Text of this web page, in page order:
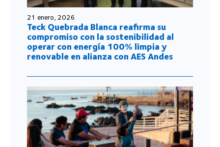
21 enero, 2026
Teck Quebrada Blanca reafirma su
compromiso con la sostenibilidad al
operar con energía 100% limpia y
renovable en alianza con AES Andes